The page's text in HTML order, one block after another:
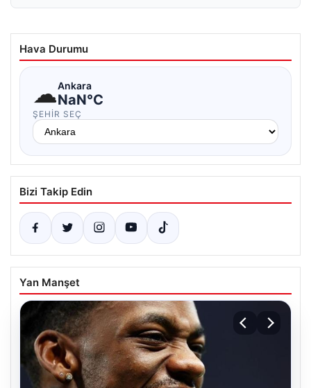
Hava Durumu
☁Ankara
NaN°C
ŞEHIR SEÇ
Bizi Takip Edin
Yan Manşet